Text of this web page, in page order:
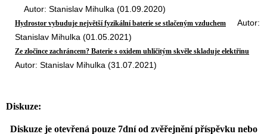
Autor: Stanislav Mihulka (01.09.2020)
Hydrostor vybuduje největší fyzikální baterie se stlačeným vzduchem Autor:
Stanislav Mihulka (01.05.2021)
Ze zločince zachráncem? Baterie s oxidem uhličitým skvěle skladuje elektřinu
Autor: Stanislav Mihulka (31.07.2021)
Diskuze:
Diskuze je otevřená pouze 7dní od zvěřejnění příspěvku nebo